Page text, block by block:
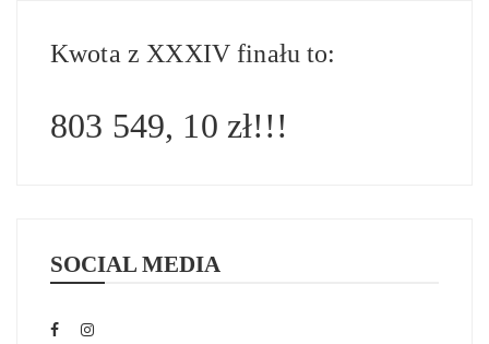
Kwota z XXXIV finału to:
803 549, 10 zł!!!
SOCIAL MEDIA